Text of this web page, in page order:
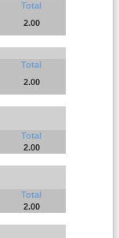
Total
2.00
Total
2.00
Total
2.00
Total
2.00